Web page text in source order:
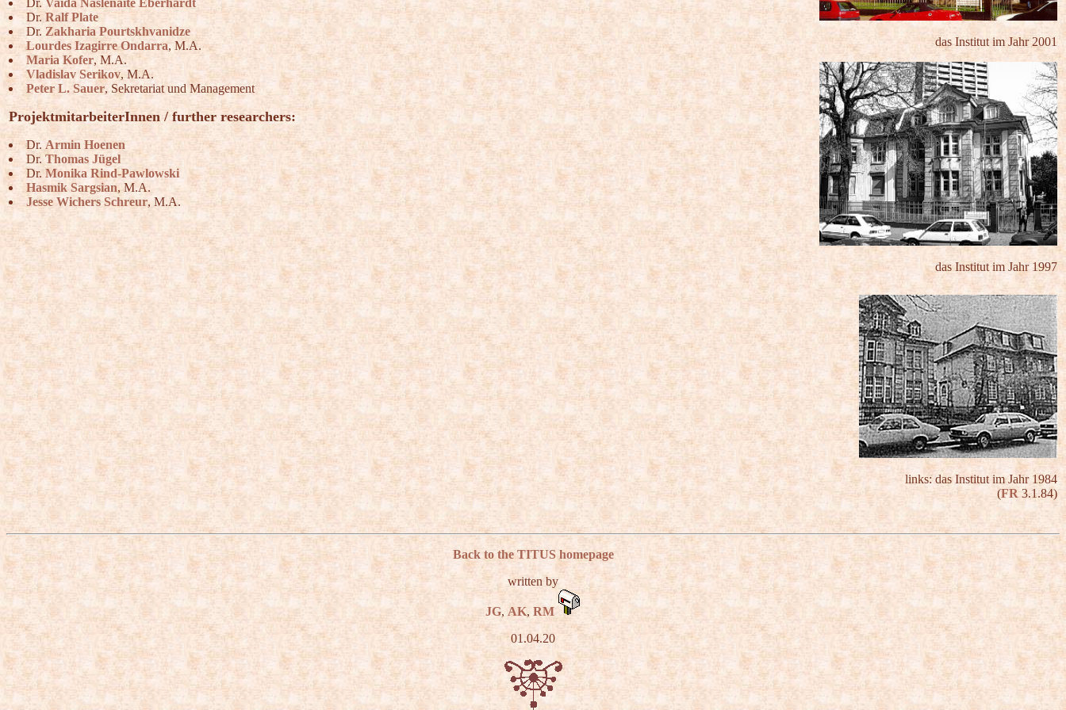
Dr. Vaida Našlėnaitė Eberhardt
Dr.Ralf Plate
Dr. Zakharia Pourtskhvanidze
Lourdes Izagirre Ondarra, M.A.
Maria Kofer, M.A.
Vladislav Serikov, M.A.
Peter L. Sauer, Sekretariat und Management
ProjektmitarbeiterInnen / further researchers:
Dr. Armin Hoenen
Dr. Thomas Jügel
Dr. Monika Rind-Pawlowski
Hasmik Sargsian, M.A.
Jesse Wichers Schreur, M.A.
das Institut im Jahr 2001
das Institut im Jahr 1997
links: das Institut im Jahr 1984
(FR 3.1.84)
Back to the TITUS homepage
written by
JG, AK, RM
01.04.20